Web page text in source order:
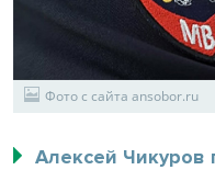
Фото с сайта ansobor.ru
Алексей Чикуров